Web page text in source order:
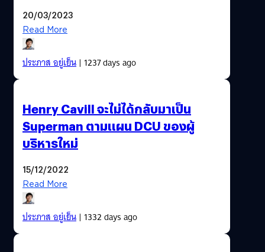
20/03/2023
Read More
ประภาส อยู่เย็น| 1237 days ago
Henry Cavill จะไม่ได้กลับมาเป็น
Superman ตามแผน DCU ของผู้
บริหารใหม่
15/12/2022
Read More
ประภาส อยู่เย็น| 1332 days ago